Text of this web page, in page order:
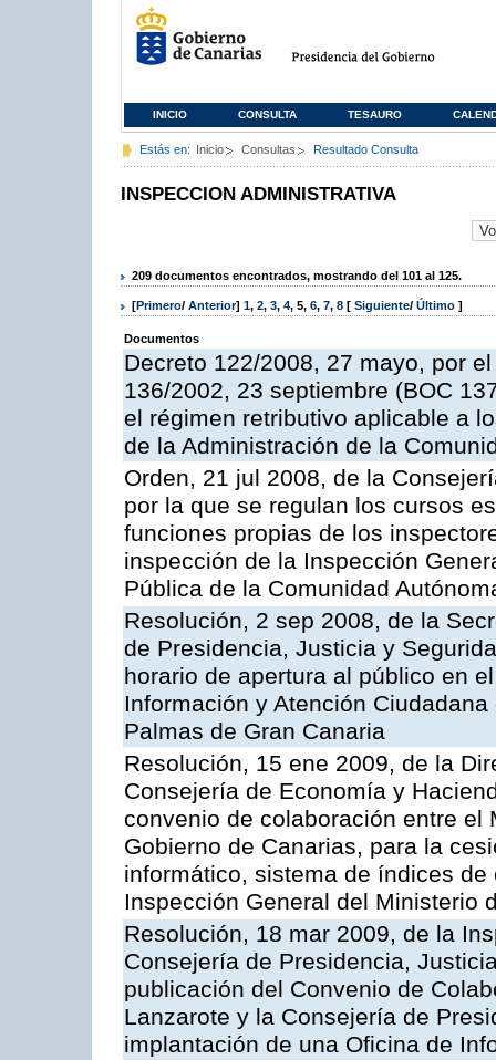
INICIO CONSULTA TESAURO
Estás en: Inicio Consultas Resultado Consulta
INSPECCION ADMINISTRATIVA
209 documentos encontrados, mostrando del 101 al 125.
[Primero/ Anterior] 1, 2, 3, 4, 5, 6, 7, 8 [ Siguiente/ Último ]
Documentos
Decreto 122/2008, 27 mayo, por
136/2002, 23 septiembre (BOC
el régimen retributivo aplicable a
de la Administración de la
Orden, 21 jul 2008, de la
por la que se regulan los cursos
funciones propias de los
inspección de la Inspección
Pública de la Comunidad
Resolución, 2 sep 2008, de la
de Presidencia, Justicia y
horario de apertura al público en
Información y Atención
Palmas de Gran Canaria
Resolución, 15 ene 2009, de la
Consejería de Economía y
convenio de colaboración entre
Gobierno de Canarias, para la
informático, sistema de índices
Inspección General del Ministerio
Resolución, 18 mar 2009, de la
Consejería de Presidencia,
publicación del Convenio de
Lanzarote y la Consejería de
implantación de una Oficina de